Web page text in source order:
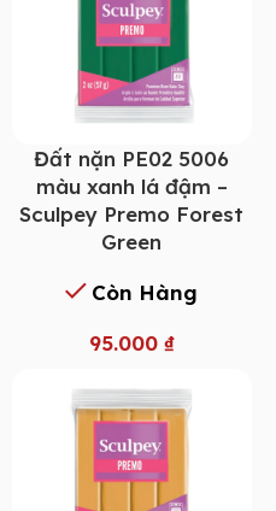
Đất nặn PE02 5006
màu xanh lá đậm –
Sculpey Premo Forest
Green
Còn Hàng
95.000 ₫